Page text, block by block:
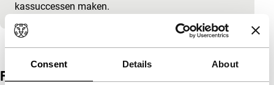
Consent Details About
kassuccessen maken.
Bekijk het hele programma
Film details